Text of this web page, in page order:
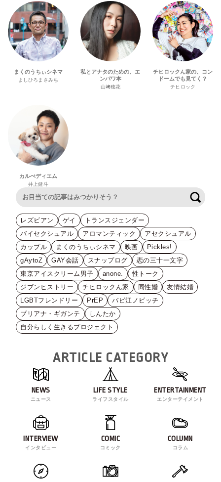
まくのうちぃシネマ
よしひろまさみち
私とアナタのための、エ
ンパワ本
山﨑穂花
チヒロックん家の、コン
ドームでも見てく？
チヒロック
カルぺディエム
井上健斗
レズビアン ゲイ
トランスジェンダー
バイセクシュアル
アロマンティック
アセクシュアル
カップル
まくのうちぃシネマ 映画
Pickles!
gAytoZ
GAY会話 スナップログ
恋の三十一文字
東京アイスクリーム男子
anone.
性トーク
ジブンヒストリー
チヒロックん家 同性婚
友情結婚
LGBTフレンドリー
PrEP
バビ江ノビッチ
ブリアナ・ギガンテ
しんたか
自分らしく生きるプロジェクト
ARTICLE CATEGORY
NEWS
ニュース
LIFE STYLE
ライフスタイル
ENTERTAINMENT
エンターテイメント
INTERVIEW
インタビュー
COMIC
コミック
COLUMN
コラム